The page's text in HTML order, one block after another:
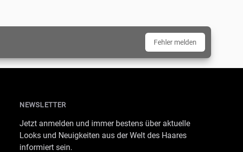
Fehler melden
NEWSLETTER
Jetzt anmelden und immer bestens über aktuelle
Looks und Neuigkeiten aus der Welt des Haares
informiert sein.